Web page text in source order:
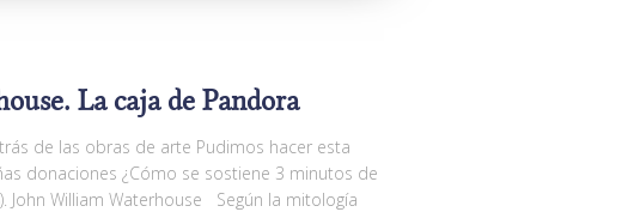
La caja de Pandora
de las obras de arte Pudimos hacer esta
donaciones ¿Cómo se sostiene 3 minutos de
John William Waterhouse Según la mitología